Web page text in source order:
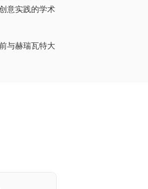
意实践的学术
与赫瑞瓦特大
学院目前有六
塑、视觉交